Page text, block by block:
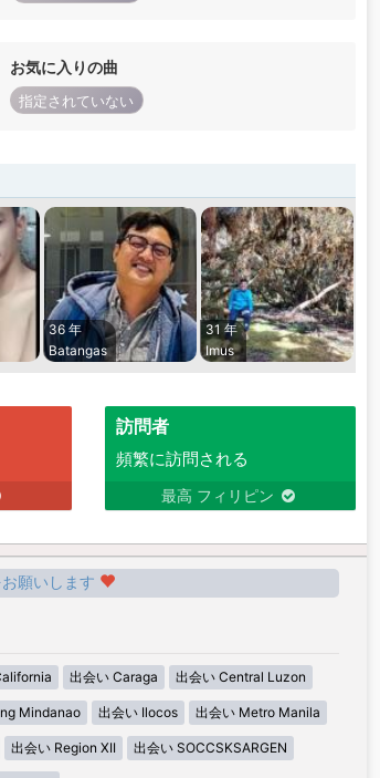
お気に入りの曲
指定されていない
36 年
Batangas
31 年
Imus
訪問者
頻繁に訪問される
最高 フィリピン
願いします
出会い Caraga 出会い Central Luzon
Mindanao 出会い Ilocos 出会い Metro Manila
出会い Region XII 出会い SOCCSKSARGEN